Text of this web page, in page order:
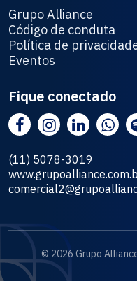
Grupo Alliance
Código de conduta
Política de
Eventos
Fique conectado
(11) 5078-3019
© 2026 Grupo